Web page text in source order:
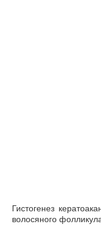
Гистогенез
волосяного